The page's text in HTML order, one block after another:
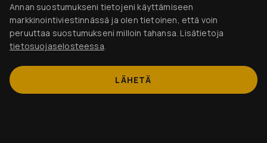
Annan suostumukseni tietojeni käyttämiseen
markkinointiviestinnässä ja olen tietoinen, että voin
peruuttaa suostumukseni milloin tahansa. Lisätietoja
tietosuojaselosteessa.